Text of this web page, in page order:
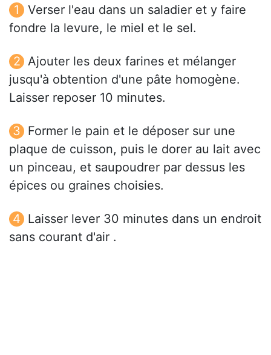
Verser l'eau dans un saladier et y faire
fondre la levure, le miel et le sel.
Ajouter les deux farines et mélanger
jusqu'à obtention d'une pâte homogène.
Laisser reposer 10 minutes.
Former le pain et le déposer sur une
plaque de cuisson, puis le dorer au lait avec
un pinceau, et saupoudrer par dessus les
épices ou graines choisies.
Laisser lever 30 minutes dans un endroit
sans courant d'air .